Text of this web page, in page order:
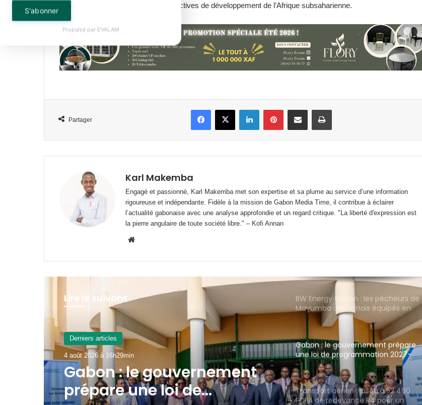
des risques majeurs pour les perspectives de développement de l’Afrique subsaharienne.
Partager
FacebookX LinkedinPinterestPartager par email Imprimer
Karl Makemba
Engagé et passionné, Karl Makemba met son expertise et sa plume au service d’une information
rigoureuse et indépendante. Fidèle à la mission de Gabon Media Time, il contribue à éclairer
l’actualité gabonaise avec une analyse approfondie et un regard critique. "La liberté d'expression est
la pierre angulaire de toute société libre." – Kofi Annan
Lire le suivant
A La Une
4 août 2026 à 9h55min
Transport aérien : jusqu’à
52 480 FCFA de redevance
Lycée Public d’Awendje : 735 élèves
en 2026 pour seulement 7 salles
classe fonctionnelles
Gabon : Hermann Immongault
Élection au secrétariat général de
l’ONU : Macky Sall cinquième au
Gabon : Camélia Ntoutoume
annonce une rentrée des classes à
Mayumba désormais équipés en
Gabon : le gouvernement prépare
une loi de programmation 2027-
2032 pour refonder son système
judiciaire
Transport aérien : jusqu’à 52 480
FCFA de redevance R4 pour un
aller-retour Port-Gentil–Franceville
CES Public d’Awendje : 2 500 élèves,
seulement 4 surveillants et 3 W.C
S'abonner
Propulsé par EVALAM